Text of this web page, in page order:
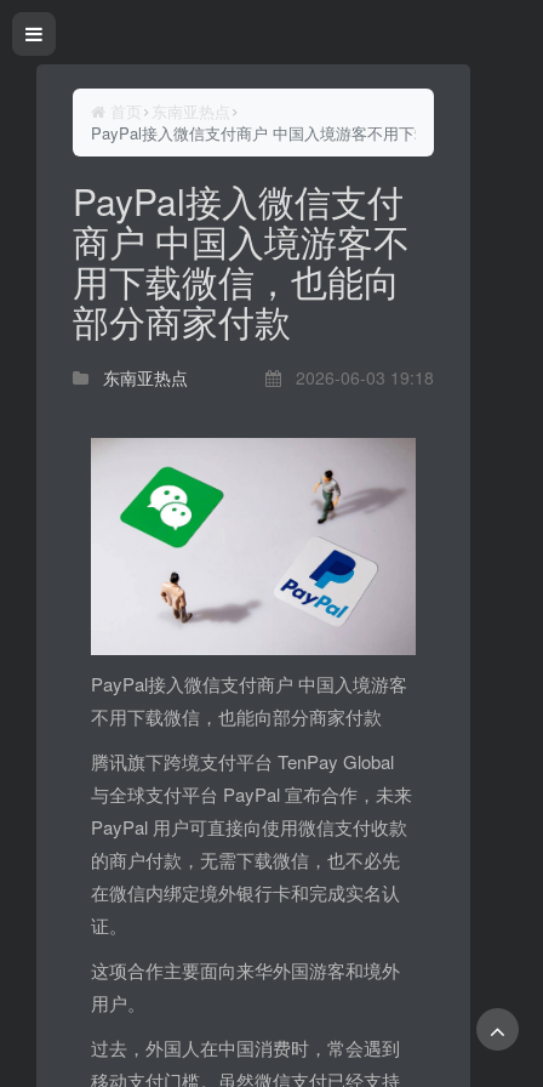
首页
东南亚热点
PayPal接入微信支付商户 中国入境游客不用下载微信，也能向
PayPal接入微信支付
商户 中国入境游客不
用下载微信，也能向
部分商家付款
东南亚热点 2026-06-03 19:18
PayPal接入微信支付商户 中国入境游客
不用下载微信，也能向部分商家付款
腾讯旗下跨境支付平台 TenPay Global
与全球支付平台 PayPal 宣布合作，未来
PayPal 用户可直接向使用微信支付收款
的商户付款，无需下载微信，也不必先
在微信内绑定境外银行卡和完成实名认
证。
这项合作主要面向来华外国游客和境外
用户。
过去，外国人在中国消费时，常会遇到
移动支付门槛。虽然微信支付已经支持